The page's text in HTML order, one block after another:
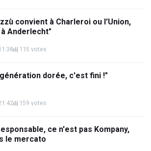
convient à Charleroi ou l'Union,
à Anderlecht"
115 votes
dorée, c'est fini !"
159 votes
ce n'est pas Kompany,
le mercato